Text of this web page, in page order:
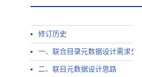
修订历史
一、联合目录元数据设计需求分析
二、联目元数据设计思路